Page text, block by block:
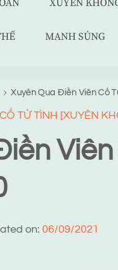
XUYÊN
MANH SỦNG
Xuyên Qua Điền Viên Cố
TỬ TÌNH [XUYÊN
Viên
on: 06/09/2021